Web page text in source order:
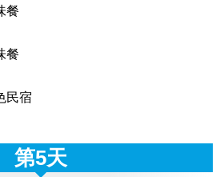
餐
餐
民宿
第5天